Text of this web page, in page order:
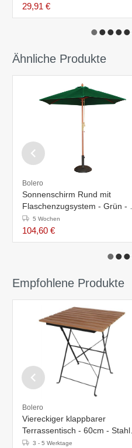
29,91 €
Ähnliche Produkte
Bolero
Sonnenschirm Rund mit
Flaschenzugsystem - Grün - Ø
2,5 Meter
5 Wochen
104,60 €
Empfohlene Produkte
Bolero
Viereckiger klappbarer
Terrassentisch - 60cm - Stahl
und Holzimitat
3 - 5 Werktage